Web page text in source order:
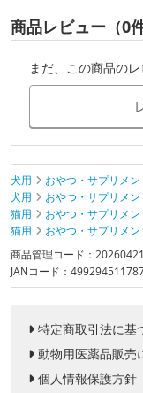
商品レビュー（0件
まだ、この商品のレ
犬用 おやつ・サプリメン
犬用
おやつ・サプリメン
猫用
おやつ・サプリメン
猫用
おやつ・サプリメン
商品管理コード：
JANコード：
特定商取引法に基
動物用医薬品販売
個人情報保護方針